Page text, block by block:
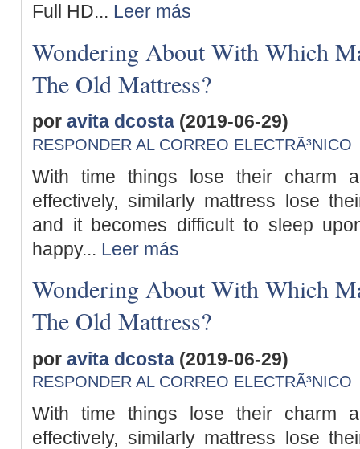
Full HD... Leer más
Wondering About With Which
The Old Mattress?
por avita dcosta (2019-06-29)
RESPONDER AL CORREO ELECTRÃ³NICO
With time things lose their charm
effectively, similarly mattress lose
and it becomes difficult to sleep
happy... Leer más
Wondering About With Which
The Old Mattress?
por avita dcosta (2019-06-29)
RESPONDER AL CORREO ELECTRÃ³NICO
With time things lose their charm
effectively, similarly mattress lose